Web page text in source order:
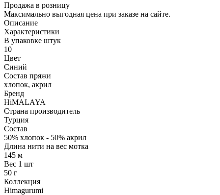
Продажа в розницу
Максимально выгодная цена при заказе на сайте.
Описание
Характеристики
В упаковке штук
10
Цвет
Синий
Состав пряжи
хлопок, акрил
Бренд
HiMALAYA
Страна производитель
Турция
Состав
50% хлопок - 50% акрил
Длина нити на вес мотка
145 м
Вес 1 шт
50 г
Коллекция
Himagurumi